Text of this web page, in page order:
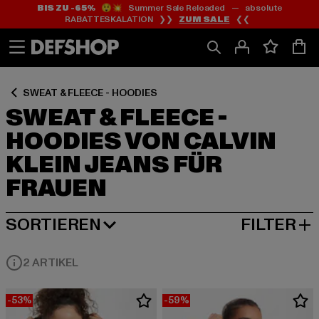
Zum
Inhalt
springen
Zum
Fußzeile
springen
BIS ZU -65%😲💥 Summer Sale Reloaded — absolute
RABATTESKALATION ❯❯ ZUM SALE ❮❮
SWEAT & FLEECE - HOODIES
SWEAT & FLEECE -
HOODIES VON CALVIN
KLEIN JEANS FÜR
FRAUEN
Zum
Produktraster
springen
SORTIEREN
BELIEBTESTE FILTER
2 ARTIKEL
-53% -59%